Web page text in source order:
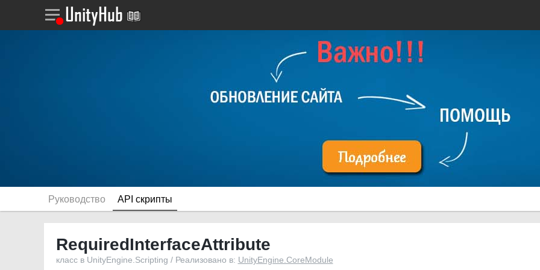
Руководство API скрипты
RequiredInterfaceAttribute
класс в UnityEngine.Scripting / Реализовано в: UnityEngine.CoreModule